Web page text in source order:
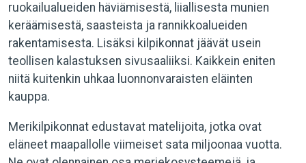
ruokailualueiden häviämisestä, liiallisesta munien
keräämisestä, saasteista ja rannikkoalueiden
rakentamisesta. Lisäksi kilpikonnat jäävät usein
teollisen kalastuksen sivusaaliiksi. Kaikkein eniten
niitä kuitenkin uhkaa luonnonvaraisten eläinten
kauppa.
Merikilpikonnat edustavat matelijoita, jotka ovat
eläneet maapallolle viimeiset sata miljoonaa vuotta.